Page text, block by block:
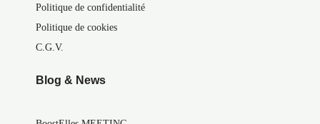
Politique de confidentialité
Politique de cookies
C.G.V.
Blog & News